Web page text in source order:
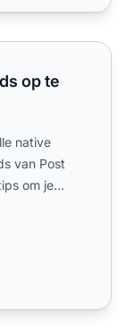
op te
native
van Post
om je